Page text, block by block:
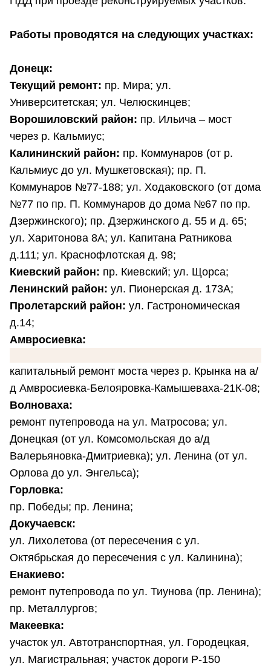
Работы проводятся на следующих участках:
Донецк:
Текущий ремонт: пр. Мира; ул.
Университетская; ул. Челюскинцев;
Ворошиловский район: пр. Ильича – мост
через р. Кальмиус;
Калининский район: пр. Коммунаров (от р.
Кальмиус до ул. Мушкетовская); пр. П.
Коммунаров №77-188; ул. Ходаковского (от дома
№77 по пр. П. Коммунаров до дома №67 по пр.
Дзержинского); пр. Дзержинского д. 55 и д. 65;
ул. Харитонова 8А; ул. Капитана Ратникова
д.111; ул. Краснофлотская д. 98;
Киевский район: пр. Киевский; ул. Щорса;
Ленинский район: ул. Пионерская д. 173А;
Пролетарский район: ул. Гастрономическая
д.14;
Амвросиевка:
капитальный ремонт моста через р. Крынка на а/
д Амвросиевка-Белояровка-Камышеваха-21К-08;
Волноваха:
ремонт путепровода на ул. Матросова; ул.
Донецкая (от ул. Комсомольская до а/д
Валерьяновка-Дмитриевка); ул. Ленина (от ул.
Орлова до ул. Энгельса);
Горловка:
пр. Победы; пр. Ленина;
Докучаевск:
ул. Лихолетова (от пересечения с ул.
Октябрьская до пересечения с ул. Калинина);
Енакиево:
ремонт путепровода по ул. Тиунова (пр. Ленина);
пр. Металлургов;
Макеевка:
участок ул. Автотранспортная, ул. Городецкая,
ул. Магистральная; участок дороги Р-150